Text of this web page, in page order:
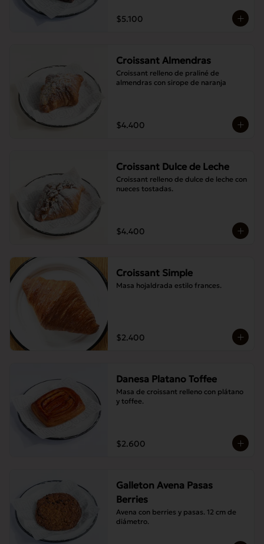
$5.100
Croissant Almendras
Croissant relleno de praliné de
almendras con sirope de naranja
$4.400
Croissant Dulce de Leche
Croissant relleno de dulce de leche con
nueces tostadas.
$4.400
Croissant Simple
Masa hojaldrada estilo frances.
$2.400
Danesa Platano Toffee
Masa de croissant relleno con plátano
y toffee.
$2.600
Galleton Avena Pasas
Berries
Avena con berries y pasas. 12 cm de
diámetro.